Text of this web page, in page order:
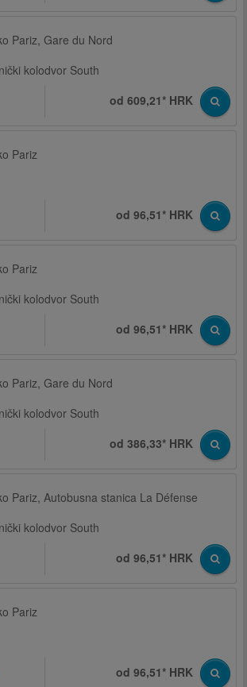
Pariz, Gare du Nord
kolodvor South
od 609,21* HRK
Pariz
od 96,51* HRK
Pariz
kolodvor South
od 96,51* HRK
Pariz, Gare du Nord
kolodvor South
od 386,33* HRK
Pariz, Autobusna stanica La Défense
kolodvor South
od 96,51* HRK
Pariz
od 96,51* HRK